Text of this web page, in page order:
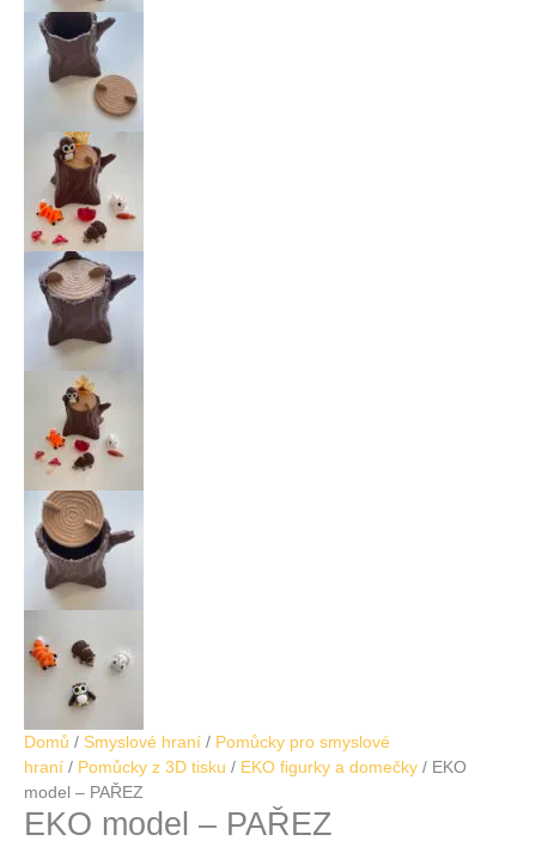
Domů / Smyslové hraní / Pomůcky pro smyslové
hraní / Pomůcky z 3D tisku / EKO figurky a domečky / EKO
model – PAŘEZ
EKO model – PAŘEZ